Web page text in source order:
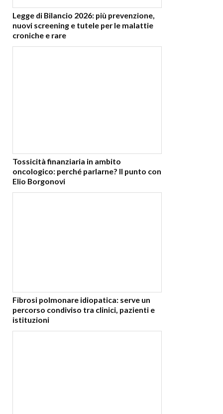
Legge di Bilancio 2026: più prevenzione,
nuovi screening e tutele per le malattie
croniche e rare
Tossicità finanziaria in ambito
oncologico: perché parlarne? Il punto con
Elio Borgonovi
Fibrosi polmonare idiopatica: serve un
percorso condiviso tra clinici, pazienti e
istituzioni